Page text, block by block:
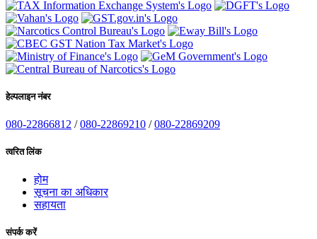
हेल्पलाइन नंबर
080-22866812 /080-22869210 /080-22869209
त्वरित लिंक
होम
सूचना का अधिकार
सहायता
संपर्क करें